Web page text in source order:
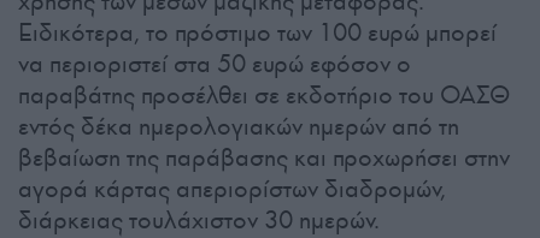
Ειδικότερα, το πρόστιμο των 100 ευρώ μπορεί
να περιοριστεί στα 50 ευρώ εφόσον ο
παραβάτης προσέλθει σε εκδοτήριο του ΟΑΣΘ
εντός δέκα ημερολογιακών ημερών από τη
βεβαίωση της παράβασης και προχωρήσει στην
αγορά κάρτας απεριορίστων διαδρομών,
διάρκειας τουλάχιστον 30 ημερών.